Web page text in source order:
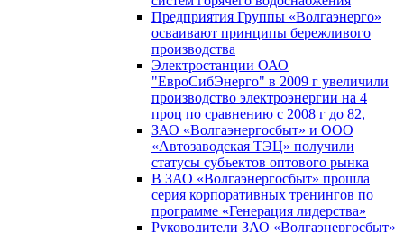
Предприятия Группы «Волгаэнерго»
осваивают принципы бережливого
производства
Электростанции ОАО
"ЕвроСибЭнерго" в 2009 г увеличили
производство электроэнергии на 4
проц по сравнению с 2008 г до 82,
ЗАО «Волгаэнергосбыт» и ООО
«Автозаводская ТЭЦ» получили
статусы субъектов оптового рынка
В ЗАО «Волгаэнергосбыт» прошла
серия корпоративных тренингов по
программе «Генерация лидерства»
Руководители ЗАО «Волгаэнергосбыт»